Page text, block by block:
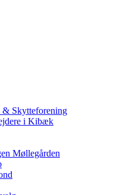
& Skytteforening
i Kibæk
Møllegården